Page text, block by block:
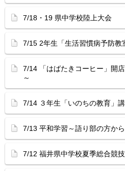
7/18・19 県中学校陸上大会
7/15 2年生「生活習慣病予防教
7/14 「はばたきコーヒー」開
～
7/14 ３年生「いのちの教育」
7/13 平和学習～語り部の方から
7/12 福井県中学校夏季総合競